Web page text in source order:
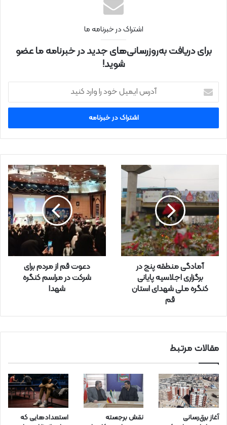
اشتراک در خبرنامه ما
برای دریافت به‌روزرسانی‌های جدید در خبرنامه ما عضو
شوید!
ر
ا
ی
و
د
ر
ا
و
ا
ر
آمادگی منطقه پنج در
برگزاری اجلاسیه پایانی
کنگره ملی شهدای استان
قم
دعوت قم از مردم برای
شرکت در مراسم کنگره
شهدا
مقالات مرتبط
آغاز برق‌رسانی
نقش برجسته
استعدادهایی که